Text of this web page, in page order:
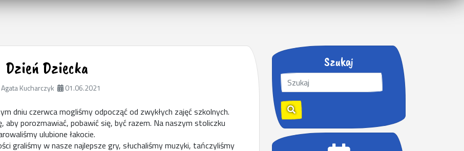
Dzień Dziecka
Kucharczyk 01.06.2021
dniu czerwca mogliśmy odpocząć od zwykłych zajęć szkolnych.
aby porozmawiać, pobawić się, być razem. Na naszym stoliczku
ulubione łakocie.
graliśmy w nasze najlepsze gry, słuchaliśmy muzyki, tańczyliśmy
Szukaj
S
z
u
k
a